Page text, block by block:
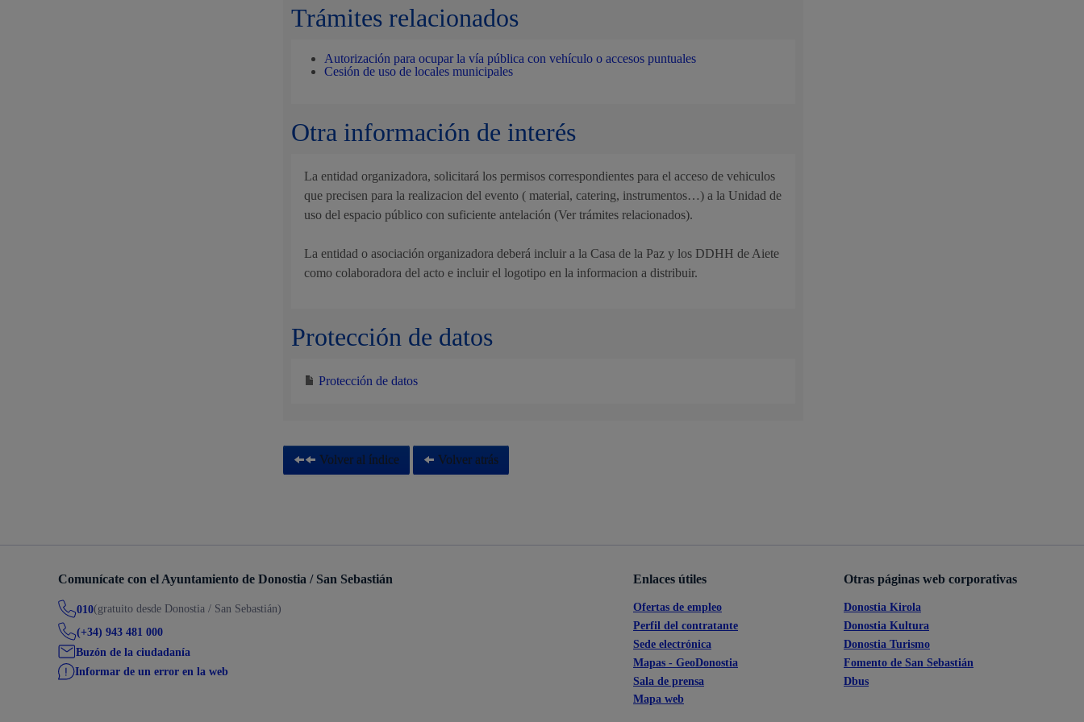
Trámites relacionados
Autorización para ocupar la vía pública con vehículo o accesos puntuales
Cesión de uso de locales municipales
Otra información de interés
La entidad organizadora, solicitará los permisos correspondientes para el acceso de vehiculos
que precisen para la realizacion del evento ( material, catering, instrumentos…) a la Unidad de
uso del espacio público con suficiente antelación (Ver trámites relacionados).
La entidad o asociación organizadora deberá incluir a la Casa de la Paz y los DDHH de Aiete
como colaboradora del acto e incluir el logotipo en la informacion a distribuir.
Protección de datos
Protección de datos
Volver al índice Volver atrás
Comunícate con el Ayuntamiento de Donostia / San Sebastián
010(gratuito desde Donostia / San Sebastián)
(+34) 943 481 000
Buzón de la ciudadanía
Informar de un error en la web
Enlaces útiles
Ofertas de empleo
Perfil del contratante
Sede electrónica
Mapas - GeoDonostia
Sala de prensa
Mapa web
Otras páginas web corporativas
Donostia Kirola
Donostia Kultura
Donostia Turismo
Fomento de San Sebastián
Dbus